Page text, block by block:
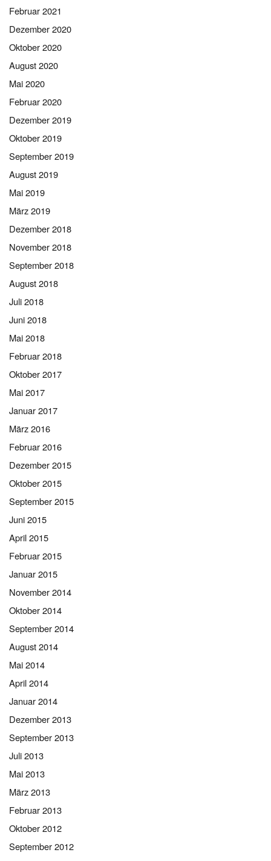
Februar 2021
Dezember 2020
Oktober 2020
August 2020
Mai 2020
Februar 2020
Dezember 2019
Oktober 2019
September 2019
August 2019
Mai 2019
März 2019
Dezember 2018
November 2018
September 2018
August 2018
Juli 2018
Juni 2018
Mai 2018
Februar 2018
Oktober 2017
Mai 2017
Januar 2017
März 2016
Februar 2016
Dezember 2015
Oktober 2015
September 2015
Juni 2015
April 2015
Februar 2015
Januar 2015
November 2014
Oktober 2014
September 2014
August 2014
Mai 2014
April 2014
Januar 2014
Dezember 2013
September 2013
Juli 2013
Mai 2013
März 2013
Februar 2013
Oktober 2012
September 2012